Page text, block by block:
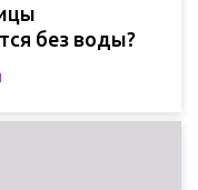
без воды?